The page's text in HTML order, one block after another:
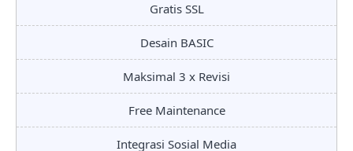
Gratis SSL
Desain BASIC
Maksimal 3 x Revisi
Free Maintenance
Integrasi Sosial Media